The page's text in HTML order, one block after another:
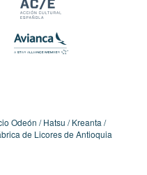
Odeón Hatsu
Kreanta
de Licores de Antioquia